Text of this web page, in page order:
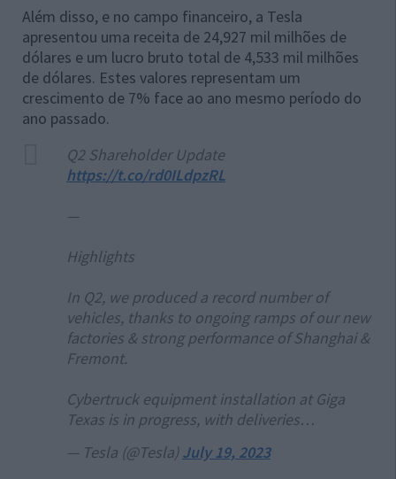
Além disso, e no campo financeiro, a Tesla
apresentou uma receita de 24,927 mil milhões de
dólares e um lucro bruto total de 4,533 mil milhões
de dólares. Estes valores representam um
crescimento de 7% face ao ano mesmo período do
ano passado.
Q2 Shareholder Update
https://t.co/rd0ILdpzRL
—
Highlights
In Q2, we produced a record number of
vehicles, thanks to ongoing ramps of our new
factories & strong performance of Shanghai &
Fremont.
Cybertruck equipment installation at Giga
Texas is in progress, with deliveries…
— Tesla (@Tesla) July 19, 2023